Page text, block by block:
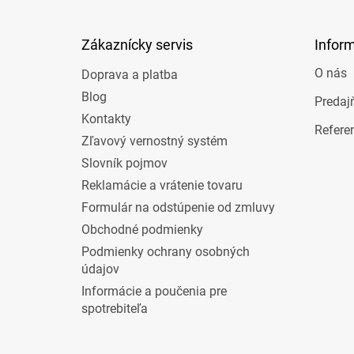
Zákaznícky servis
Doprava a platba
Blog
Kontakty
Zľavový vernostný systém
Slovník pojmov
Reklamácie a vrátenie tovaru
Formulár na odstúpenie od zmluvy
Obchodné podmienky
Podmienky ochrany osobných
údajov
Informácie a poučenia pre
spotrebiteľa
O nás